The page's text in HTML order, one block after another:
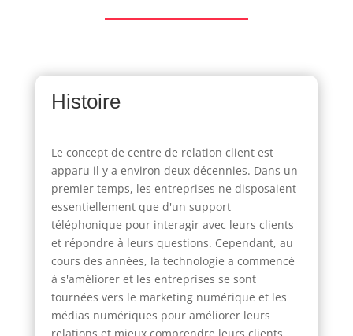
Histoire
Le concept de centre de relation client est
apparu il y a environ deux décennies. Dans un
premier temps, les entreprises ne disposaient
essentiellement que d'un support
téléphonique pour interagir avec leurs clients
et répondre à leurs questions. Cependant, au
cours des années, la technologie a commencé
à s'améliorer et les entreprises se sont
tournées vers le marketing numérique et les
médias numériques pour améliorer leurs